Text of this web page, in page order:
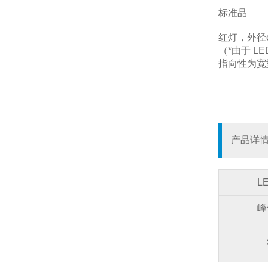
标准品
红灯，外
（*由于
指向性为宽
产品详